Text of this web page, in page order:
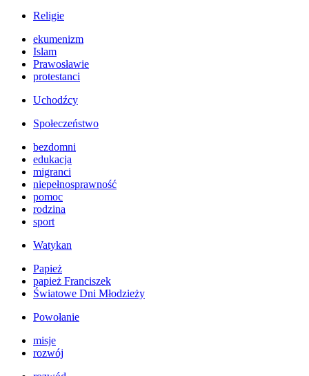
Religie
ekumenizm
Islam
Prawosławie
protestanci
Uchodźcy
Społeczeństwo
bezdomni
edukacja
migranci
niepełnosprawność
pomoc
rodzina
sport
Watykan
Papież
papież Franciszek
Światowe Dni Młodzieży
Powołanie
misje
rozwój